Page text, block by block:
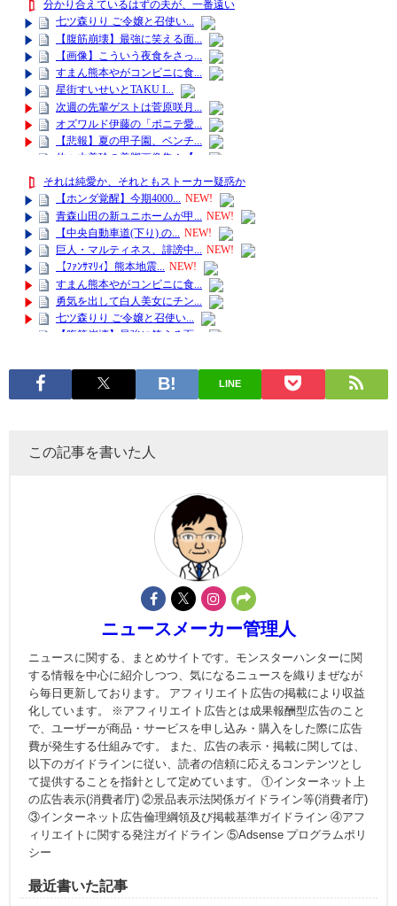
LINE
この記事を書いた人
ニュースメーカー管理人
ニュースに関する、まとめサイトです。モンスターハンターに関
する情報を中心に紹介しつつ、気になるニュースを織りまぜなが
ら毎日更新しております。 アフィリエイト広告の掲載により収益
化しています。 ※アフィリエイト広告とは成果報酬型広告のこと
で、ユーザーが商品・サービスを申し込み・購入をした際に広告
費が発生する仕組みです。 また、広告の表示・掲載に関しては、
以下のガイドラインに従い、読者の信頼に応えるコンテンツとし
て提供することを指針として定めています。 ①インターネット上
の広告表示(消費者庁) ②景品表示法関係ガイドライン等(消費者庁)
③インターネット広告倫理綱領及び掲載基準ガイドライン ④アフ
ィリエイトに関する発注ガイドライン ⑤Adsense プログラムポリ
シー
最近書いた記事